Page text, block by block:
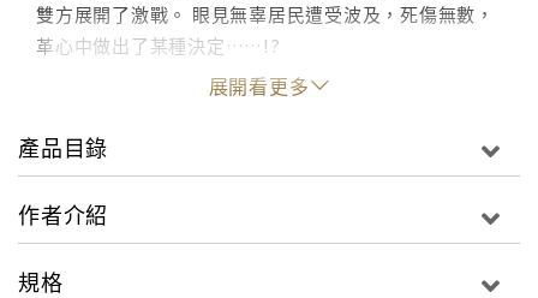
雙方展開了激戰。 眼見無辜居民遭受波及，死傷無數，
革心中做出了某種決定……!?
展開看更多
產品目錄
作者介紹
規格